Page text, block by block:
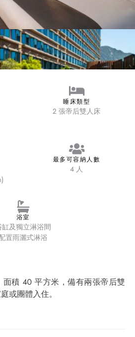
睡床類型
2 張帝后雙人床
最多可容納人數
4 人
浴室
缸及獨立淋浴間
置雨灑式淋浴
面積 40 平方米，備有兩張帝后雙
或團體入住。